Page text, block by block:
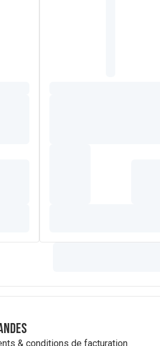
& conditions de facturation